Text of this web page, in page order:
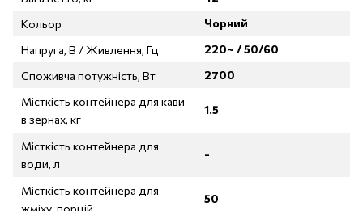
Кольор
Чорний
Напруга, В / Живлення, Гц
220~ / 50/60
Споживча потужність, Вт
2700
Місткість контейнера для кави
в зернах, кг
1.5
Місткість контейнера для
води, л
-
Місткість контейнера для
50